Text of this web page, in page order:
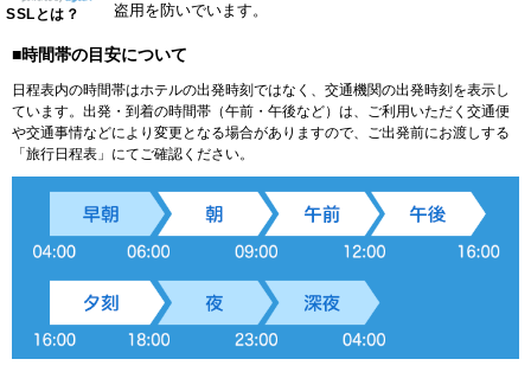
SSLとは？
盗用を防いでいます。
■時間帯の目安について
日程表内の時間帯はホテルの出発時刻ではなく、交通機関の出発時刻を表示し
ています。出発・到着の時間帯（午前・午後など）は、ご利用いただく交通便
や交通事情などにより変更となる場合がありますので、ご出発前にお渡しする
「旅行日程表」にてご確認ください。